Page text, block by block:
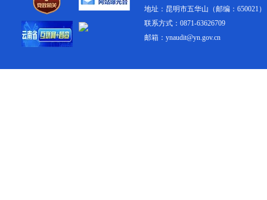
地址：昆明市五华山（邮编：650021）
联系方式：0871-63626709
邮箱：ynaudit@yn.gov.cn